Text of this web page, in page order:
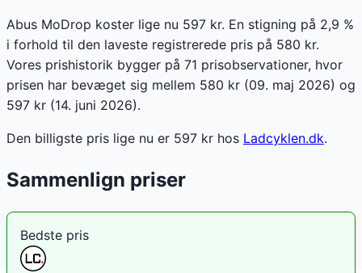
Abus MoDrop koster lige nu 597 kr. En stigning på 2,9 %
i forhold til den laveste registrerede pris på 580 kr.
Vores prishistorik bygger på 71 prisobservationer, hvor
prisen har bevæget sig mellem 580 kr (09. maj 2026) og
597 kr (14. juni 2026).
Den billigste pris lige nu er 597 kr hos Ladcyklen.dk.
Sammenlign priser
Bedste pris